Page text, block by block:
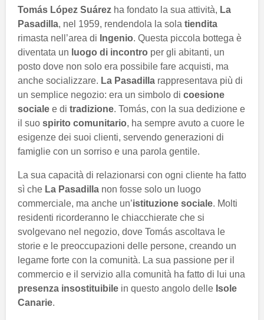
Tomás López Suárez ha fondato la sua attività, La
Pasadilla, nel 1959, rendendola la sola tiendita
rimasta nell’area di Ingenio. Questa piccola bottega è
diventata un luogo di incontro per gli abitanti, un
posto dove non solo era possibile fare acquisti, ma
anche socializzare. La Pasadilla rappresentava più di
un semplice negozio: era un simbolo di coesione
sociale e di tradizione. Tomás, con la sua dedizione e
il suo spirito comunitario, ha sempre avuto a cuore le
esigenze dei suoi clienti, servendo generazioni di
famiglie con un sorriso e una parola gentile.
La sua capacità di relazionarsi con ogni cliente ha fatto
sì che La Pasadilla non fosse solo un luogo
commerciale, ma anche un’istituzione sociale. Molti
residenti ricorderanno le chiacchierate che si
svolgevano nel negozio, dove Tomás ascoltava le
storie e le preoccupazioni delle persone, creando un
legame forte con la comunità. La sua passione per il
commercio e il servizio alla comunità ha fatto di lui una
presenza insostituibile in questo angolo delle Isole
Canarie.